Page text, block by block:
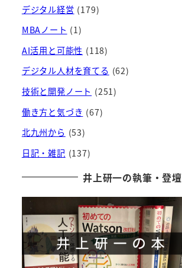
イ
ブ
デジタル経営 (179)
MBAノート (1)
AI活用と可能性 (118)
デジタル人材を育てる (62)
技術と開発ノート (251)
働き方と気づき (67)
北九州から (53)
日記・雑記 (137)
井上研一の執筆・登壇